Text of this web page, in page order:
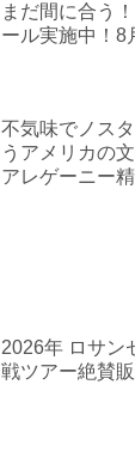
まだ間に合う
ール実施中！8
不気味でノス
うアメリカの
アレゲーニー
2026年 ロサン
戦ツアー絶賛販